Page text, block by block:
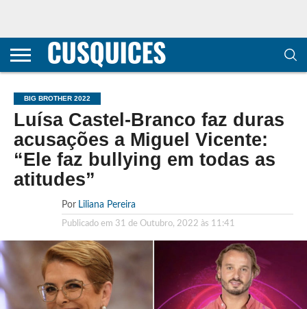
CONTACTOS
HOME
POLÍTICA DE
E COOKIES
SOBRE
TERMOS E
TRANSPARÊNCIA
METODOLOGIA
BIG BROTHER 2022
Luísa Castel-Branco faz duras
acusações a Miguel Vicente:
“Ele faz bullying em todas as
atitudes”
Por Liliana Pereira
Publicado em 31 de Outubro, 2022 às 11:41